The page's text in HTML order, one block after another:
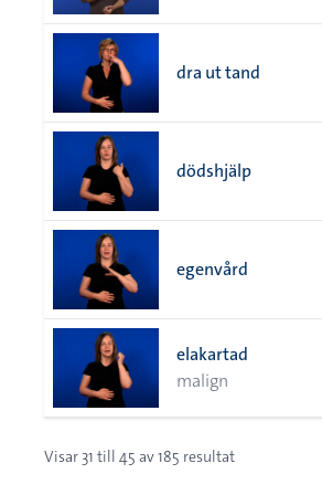
dra ut tand
dödshjälp
egenvård
elakartad
malign
Visar 31 till 45 av185 resultat